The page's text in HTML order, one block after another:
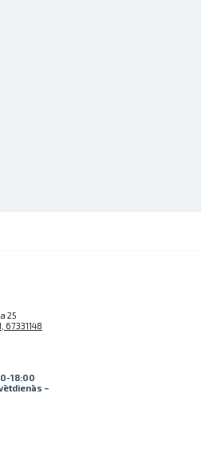
25
67331148
18:00
–